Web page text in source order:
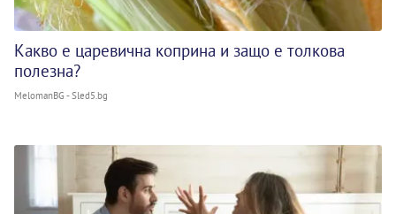
Какво е царевична коприна и защо е толкова
полезна?
MelomanBG - Sled5.bg